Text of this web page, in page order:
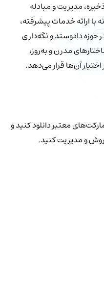
مدیریت و مبادله
با ارائه خدمات پیشرفته،
دادوستد و نگه‌داری
مدرن و به‌روز،
آن‌ها قرار می‌دهد.
معتبر دانلود کنید و
و مدیریت کنید.